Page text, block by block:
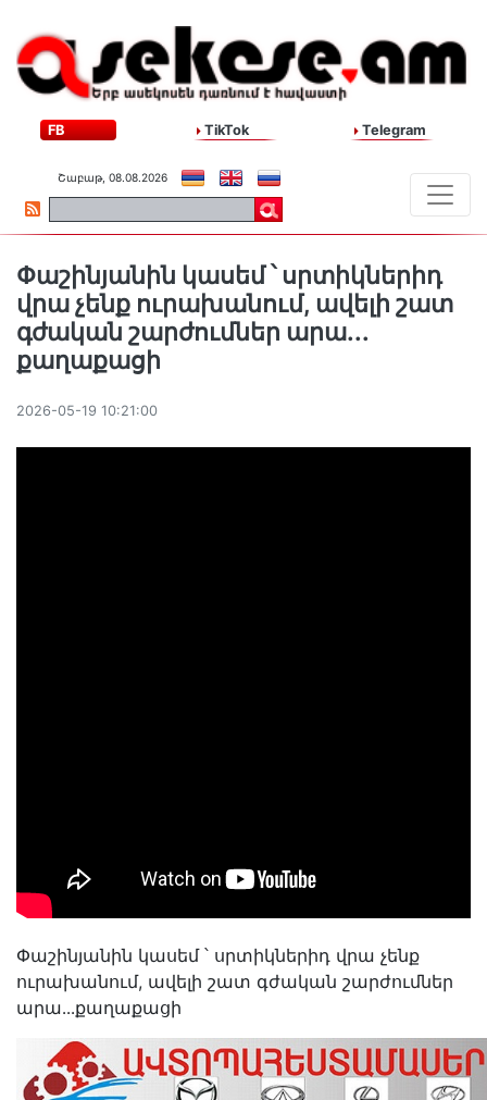
FB TikTok Telegram
Շաբաթ, 08.08.2026
Փաշինյանին կասեմ ՝ սրտիկներիդ
վրա չենք ուրախանում, ավելի շատ
գժական շարժումներ արա․․․
քաղաքացի
2026-05-19 10:21:00
Փաշինյանին կասեմ ՝ սրտիկներիդ վրա չենք
ուրախանում, ավելի շատ գժական շարժումներ
արա․․․քաղաքացի